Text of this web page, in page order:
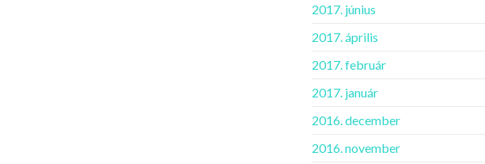
2017. június
2017. április
2017. február
2017. január
2016. december
2016. november